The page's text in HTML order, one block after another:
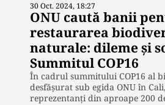
30 Oct. 2024, 18:27
ONU caută banii
restaurarea
naturale: dileme și
Summitul COP16
În cadrul summitului COP16 al
desfășurat sub egida ONU în
reprezentanți din aproape 200